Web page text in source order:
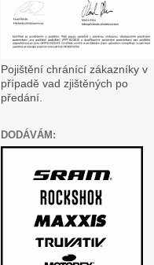
Pojištění chránící zákazníky v
případě vad zjištěných po
předání.
DODÁVÁM: